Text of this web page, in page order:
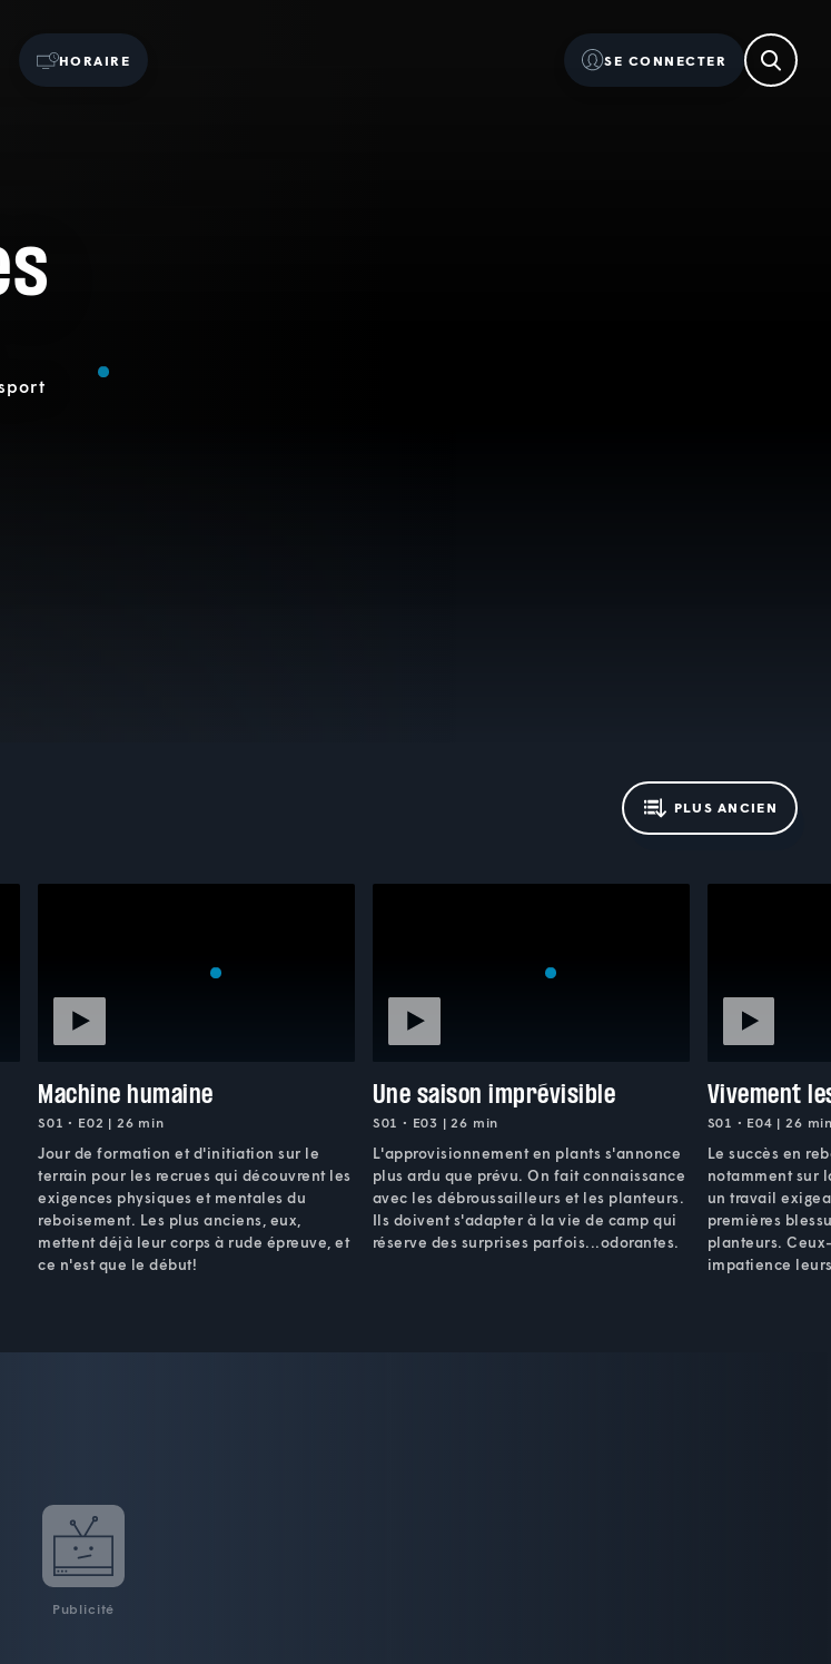
HORAIRE SE CONNECTER
PLUS ANCIEN
Machine humaine
S01 • E02 | 26 min
Jour de formation et d'initiation sur le
terrain pour les recrues qui découvrent les
exigences physiques et mentales du
reboisement. Les plus anciens, eux,
mettent déjà leur corps à rude épreuve, et
ce n'est que le début!
Une saison imprévisible
S01 • E03 | 26 min
L'approvisionnement en plants s'annonce
plus ardu que prévu. On fait connaissance
avec les débroussailleurs et les planteurs.
Ils doivent s'adapter à la vie de camp qui
réserve des surprises parfois...odorantes.
Vivement
S01 • E04 | 26
Le succès en
notamment sur
un travail
premières
planteurs.
impatience
Publicité